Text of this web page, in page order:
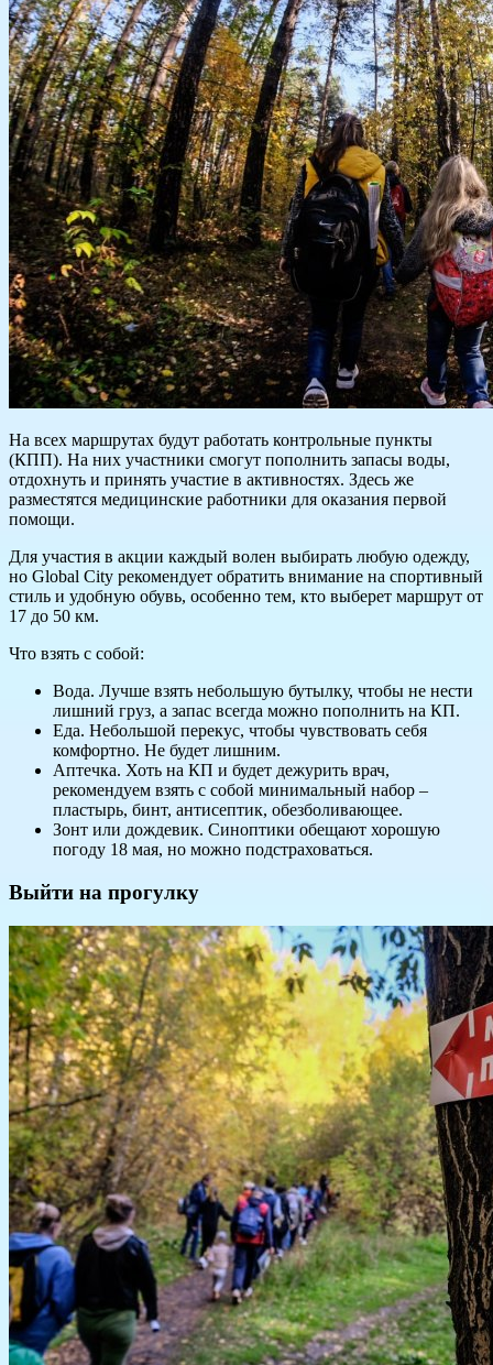
На всех маршрутах будут работать контрольные пункты
(КПП). На них участники смогут пополнить запасы воды,
отдохнуть и принять участие в активностях. Здесь же
разместятся медицинские работники для оказания первой
помощи.
Для участия в акции каждый волен выбирать любую одежду,
но Global City рекомендует обратить внимание на спортивный
стиль и удобную обувь, особенно тем, кто выберет маршрут от
17 до 50 км.
Что взять с собой:
Вода. Лучше взять небольшую бутылку, чтобы не нести
лишний груз, а запас всегда можно пополнить на КП.
Еда. Небольшой перекус, чтобы чувствовать себя
комфортно. Не будет лишним.
Аптечка. Хоть на КП и будет дежурить врач,
рекомендуем взять с собой минимальный набор –
пластырь, бинт, антисептик, обезболивающее.
Зонт или дождевик. Синоптики обещают хорошую
погоду 18 мая, но можно подстраховаться.
Выйти на прогулку